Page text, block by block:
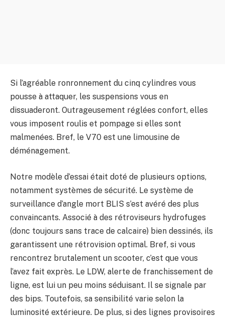
Si l’agréable ronronnement du cinq cylindres vous
pousse à attaquer, les suspensions vous en
dissuaderont. Outrageusement réglées confort, elles
vous imposent roulis et pompage si elles sont
malmenées. Bref, le V70 est une limousine de
déménagement.
Notre modèle d’essai était doté de plusieurs options,
notamment systèmes de sécurité. Le système de
surveillance d’angle mort BLIS s’est avéré des plus
convaincants. Associé à des rétroviseurs hydrofuges
(donc toujours sans trace de calcaire) bien dessinés, ils
garantissent une rétrovision optimal. Bref, si vous
rencontrez brutalement un scooter, c’est que vous
l’avez fait exprès. Le LDW, alerte de franchissement de
ligne, est lui un peu moins séduisant. Il se signale par
des bips. Toutefois, sa sensibilité varie selon la
luminosité extérieure. De plus, si des lignes provisoires